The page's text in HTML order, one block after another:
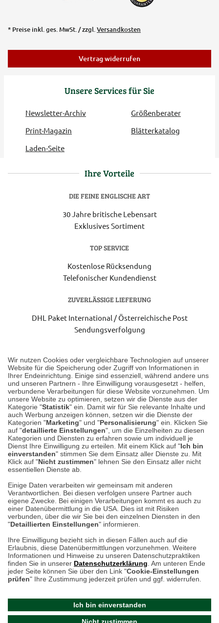
Wir nutzen Cookies oder vergleichbare Technologien auf unserer
Website für die Speicherung oder Zugriff von Informationen in
Ihrer Endeinrichtung. Einige sind essenziell, während andere uns
und unseren Partnern - Ihre Einwilligung vorausgesetzt - helfen,
verbundene Verarbeitungen für diese Website vorzunehmen. Um
unsere Website zu optimieren, setzen wir die Dienste aus der
Kategorie "Statistik" ein. Damit wir für Sie relevante Inhalte und
auch Werbung anzeigen können, setzen wir die Dienste der
Kategorien "Marketing" und "Personalisierung" ein. Klicken Sie
auf "detaillierte Einstellungen", um die Einzelheiten zu diesen
Kategorien und Diensten zu erfahren sowie um individuell je
Dienst Ihre Einwilligung zu erteilen. Mit einem Klick auf "Ich bin
einverstanden" stimmen Sie dem Einsatz aller Dienste zu. Mit
Klick auf "Nicht zustimmen" lehnen Sie den Einsatz aller nicht
essentiellen Dienste ab.
Einige Daten verarbeiten wir gemeinsam mit anderen
Verantwortlichen. Bei diesen verfolgen unsere Partner auch
eigene Zwecke. Bei einigen Verarbeitungen kommt es auch zu
einer Datenübermittlung in die USA. Dies ist mit Risiken
verbunden, über die wir Sie bei den einzelnen Diensten in den
"Detaillierten Einstellungen" informieren.
Ihre Einwilligung bezieht sich in diesen Fällen auch auf die
Erlaubnis, diese Datenübermittlungen vorzunehmen. Weitere
Informationen und Hinweise zu unseren Datenschutzpraktiken
finden Sie in unserer Datenschutzerklärung . Am unteren Ende
jeder Seite können Sie über den Link "Cookie-Einstellungen
prüfen" Ihre Zustimmung jederzeit prüfen und ggf. widerrufen.
Ich bin einverstanden
Unsere Services für Sie
Newsletter-Archiv
Größenberater
Print-Magazin
Blätterkatalog
Laden-Seite
* Preise inkl. ges. MwSt. / zzgl.Versandkosten
Vertrag widerrufen
Ihre Vorteile
DIE FEINE ENGLISCHE ART
30 Jahre britische Lebensart
Exklusives Sortiment
TOP SERVICE
Kostenlose Rücksendung
Telefonischer Kundendienst
ZUVERLÄSSIGE LIEFERUNG
DHL Paket International / Österreichische Post
Sendungsverfolgung
Unser Geschäft in Meckenheim
Auf dem Steinbüchel 6
53340 Meckenheim
Montag bis Samstag 9:00 Uhr bis 18:00 Uhr
weitere Information
Hier finden Sie uns im Netz
AGB Rücksendung von Waren Datenschutz
Impressum
Kontakt
Zur Echtheit von Bewertungen
Hinweisgeber-Schutzgesetz
Barrierefreiheit unserer Website
am 10.08.2026 um 09:47
2024 THE BRITISH SHOP
Cookie-Einstellungen in Ihrem Browser
ACHTUNG!
Ihr Browser speichert aktuell keine Cookies!
Leider können Sie in diesem Fall unseren Online-Shop
Bitte stellen Sie sicher, dass Ihr Browser unsere funktionalen